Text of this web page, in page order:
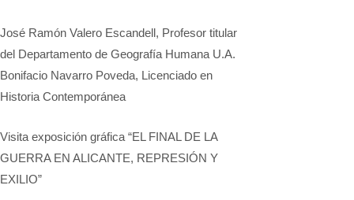
José Ramón Valero Escandell, Profesor titular
del Departamento de Geografía Humana U.A.
Bonifacio Navarro Poveda, Licenciado en
Historia Contemporánea
Visita exposición gráfica “EL FINAL DE LA
GUERRA EN ALICANTE, REPRESIÓN Y
EXILIO”